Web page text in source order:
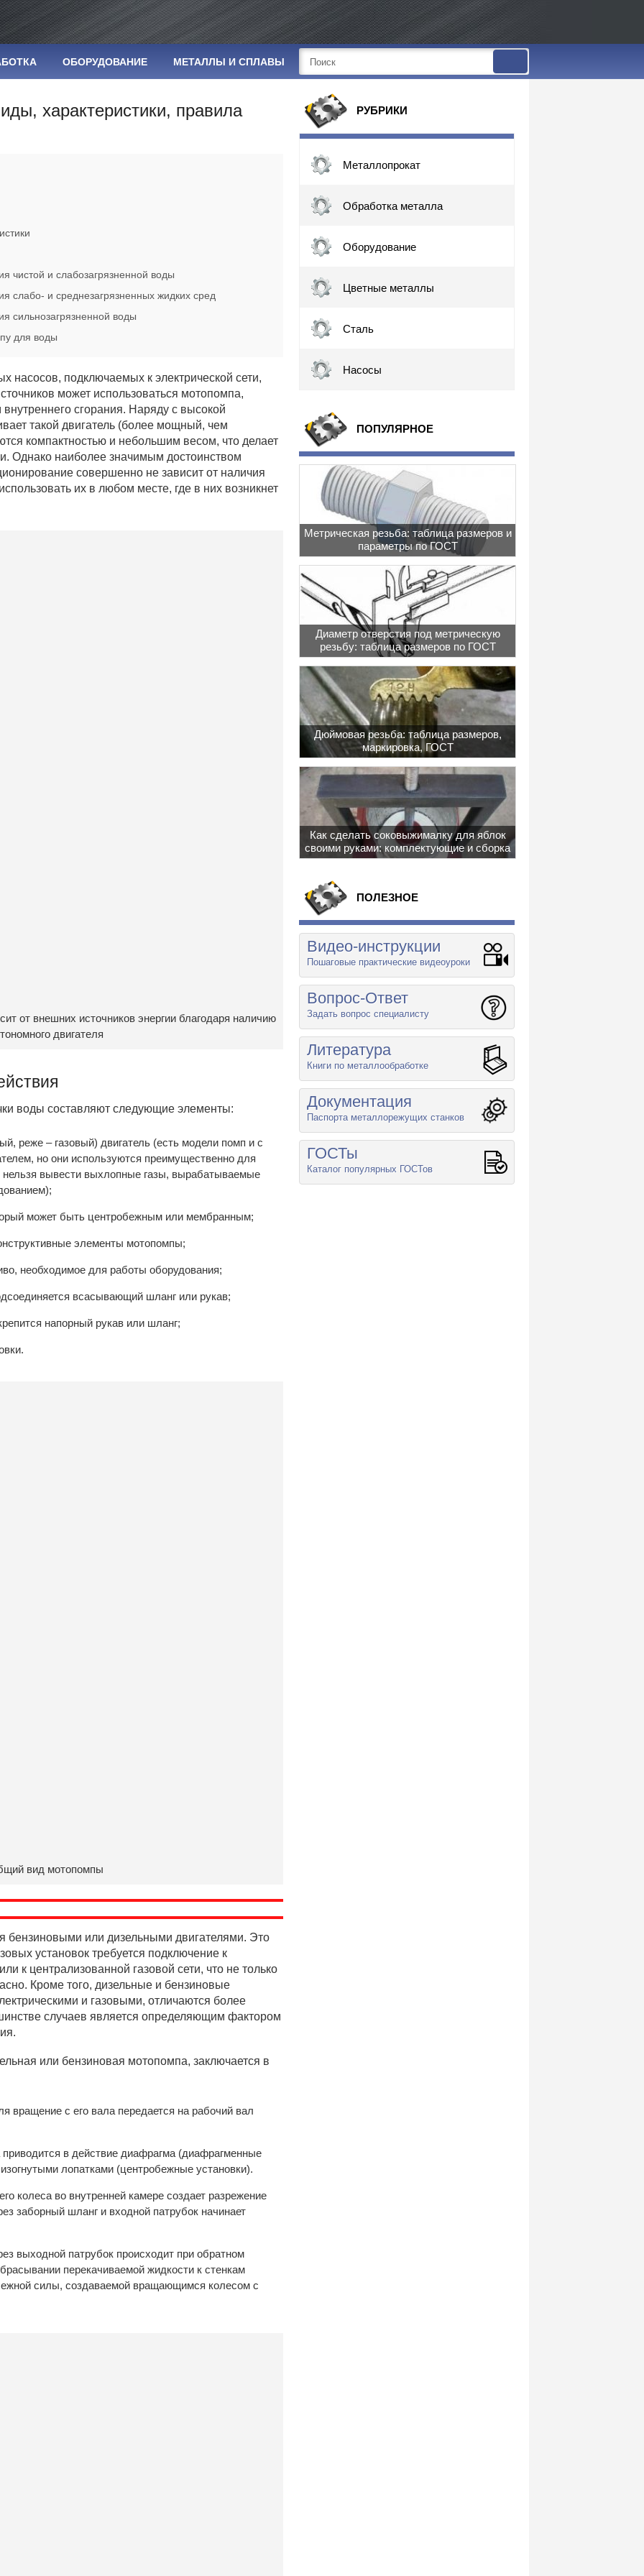
ОБОРУДОВАНИЕ МЕТАЛЛЫ И СПЛАВЫ
характеристики, правила
чистой и слабозагрязненной воды
слабо- и среднезагрязненных жидких сред
сильнозагрязненной воды
для воды
насосов, подключаемых к электрической сети,
может использоваться мотопомпа,
сгорания. Наряду с высокой
такой двигатель (более мощный, чем
компактностью и небольшим весом, что делает
Однако наиболее значимым достоинством
совершенно не зависит от наличия
их в любом месте, где в них возникнет
от внешних источников энергии благодаря наличию
двигателя
воды составляют следующие элементы:
реже – газовый) двигатель (есть модели помп и с
но они используются преимущественно для
вывести выхлопные газы, вырабатываемые
может быть центробежным или мембранным;
элементы мотопомпы;
необходимое для работы оборудования;
всасывающий шланг или рукав;
напорный рукав или шланг;
вид мотопомпы
или дизельными двигателями. Это
установок требуется подключение к
к централизованной газовой сети, что не только
Кроме того, дизельные и бензиновые
и газовыми, отличаются более
случаев является определяющим фактором
или бензиновая мотопомпа, заключается в
вращение с его вала передается на рабочий вал
в действие диафрагма (диафрагменные
лопатками (центробежные установки).
колеса во внутренней камере создает разрежение
заборный шланг и входной патрубок начинает
выходной патрубок происходит при обратном
перекачиваемой жидкости к стенкам
силы, создаваемой вращающимся колесом с
РУБРИКИ
Металлопрокат
Обработка металла
Оборудование
Цветные металлы
Сталь
Насосы
ПОПУЛЯРНОЕ
Метрическая резьба: таблица размеров и
параметры по ГОСТ
Диаметр отверстия под метрическую
резьбу: таблица размеров по ГОСТ
Дюймовая резьба: таблица размеров,
маркировка, ГОСТ
Как сделать соковыжималку для яблок
своими руками: комплектующие и сборка
ПОЛЕЗНОЕ
Видео-инструкции
Пошаговые практические видеоуроки
Вопрос-Ответ
Задать вопрос специалисту
Литература
Книги по металлообработке
Документация
Паспорта металлорежущих станков
ГОСТы
Каталог популярных ГОСТов